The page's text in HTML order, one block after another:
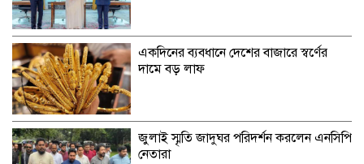
একদিনের ব্যবধানে দেশের বাজারে স্বর্ণের
দামে বড় লাফ
জুলাই স্মৃতি জাদুঘর পরিদর্শন করলেন এনসিপি
নেতারা